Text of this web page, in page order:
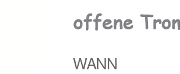
offene
WANN